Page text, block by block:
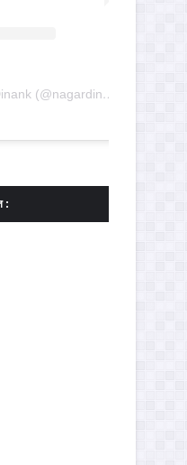
A post shared by Nagar Dinank (@nagardinank)
: